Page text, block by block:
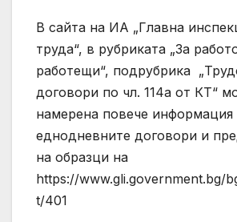
В сайта на ИА „Главна
труда“, в рубриката „За
работещи“, подрубрика
договори по чл. 114а от КТ“
намерена повече информация
еднодневните договори и
на образци на
https://www.gli.government.bg/
t/401